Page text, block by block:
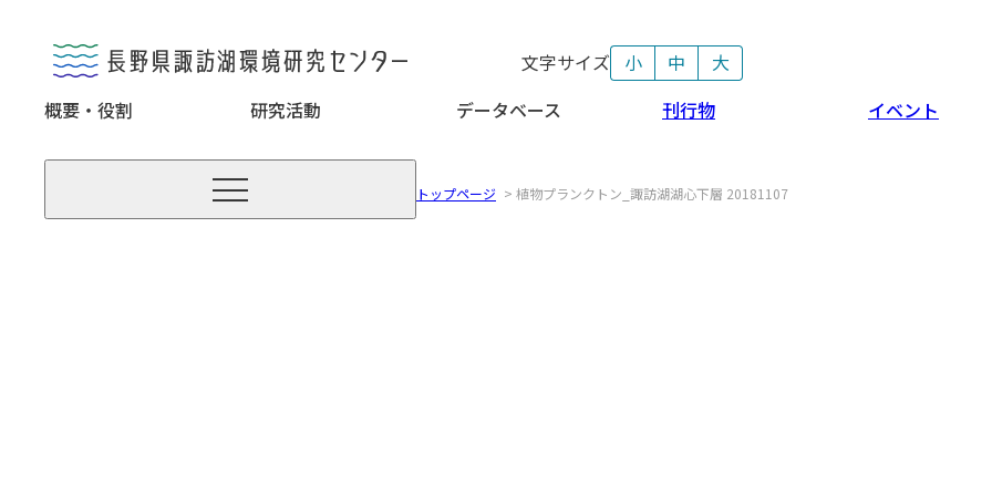
文字サイズ 小 中
大
概要・役割
研究活動 データベース 刊行物 イベント
 トップページ > 植物プランクトン_諏訪湖湖心下層 20181107